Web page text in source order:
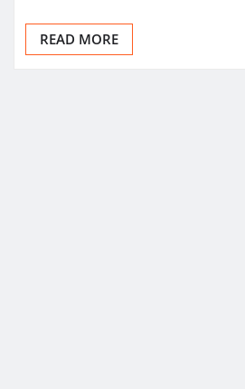
READ MORE